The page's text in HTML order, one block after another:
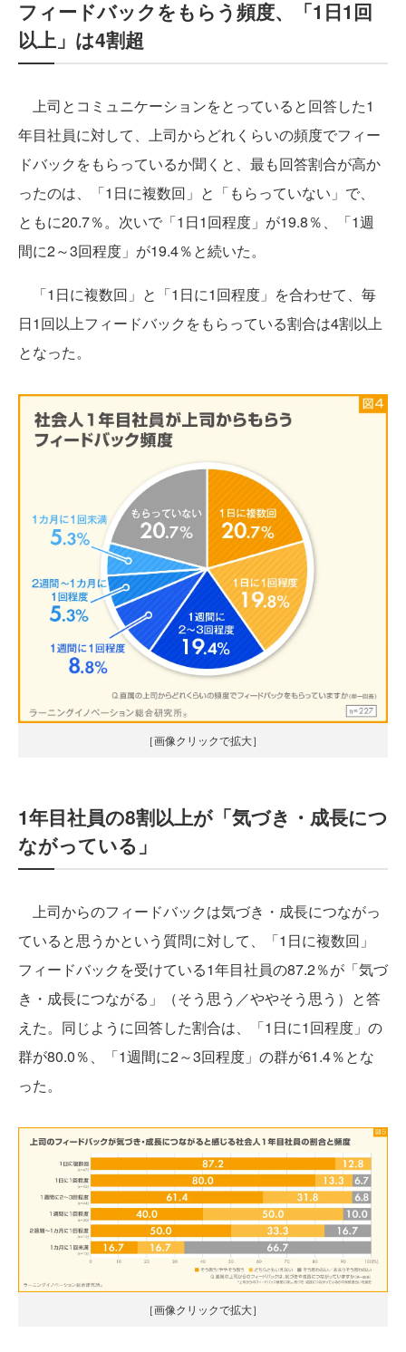
フィードバックをもらう頻度、「1日1回
以上」は4割超
上司とコミュニケーションをとっていると回答した1
年目社員に対して、上司からどれくらいの頻度でフィー
ドバックをもらっているか聞くと、最も回答割合が高か
ったのは、「1日に複数回」と「もらっていない」で、
ともに20.7％。次いで「1日1回程度」が19.8％、「1週
間に2～3回程度」が19.4％と続いた。
「1日に複数回」と「1日に1回程度」を合わせて、毎
日1回以上フィードバックをもらっている割合は4割以上
となった。
［画像クリックで拡大］
1年目社員の8割以上が「気づき・成長につ
ながっている」
上司からのフィードバックは気づき・成長につながっ
ていると思うかという質問に対して、「1日に複数回」
フィードバックを受けている1年目社員の87.2％が「気づ
き・成長につながる」（そう思う／ややそう思う）と答
えた。同じように回答した割合は、「1日に1回程度」の
群が80.0％、「1週間に2～3回程度」の群が61.4％とな
った。
［画像クリックで拡大］